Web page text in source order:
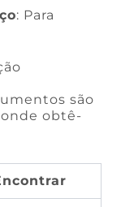
: Para
são
obtê-